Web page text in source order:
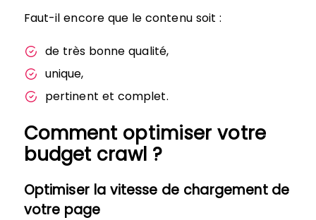
Faut-il encore que le contenu soit :
de très bonne qualité,
unique,
pertinent et complet.
Comment optimiser votre
budget crawl ?
Optimiser la vitesse de chargement de
votre page